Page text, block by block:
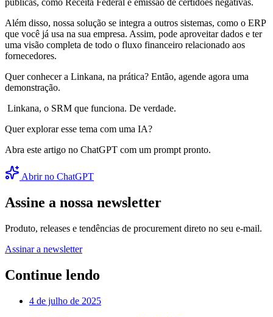
públicas, como Receita Federal e emissão de certidões negativas.
Além disso, nossa solução se integra a outros sistemas, como o ERP
que você já usa na sua empresa. Assim, pode aproveitar dados e ter
uma visão completa de todo o fluxo financeiro relacionado aos
fornecedores.
Quer conhecer a Linkana, na prática? Então, agende agora uma
demonstração.
Linkana, o SRM que funciona. De verdade.
Quer explorar esse tema com uma IA?
Abra este artigo no ChatGPT com um prompt pronto.
Abrir no ChatGPT
Assine a nossa newsletter
Produto, releases e tendências de procurement direto no seu e-mail.
Assinar a newsletter
Continue lendo
4 de julho de 2025